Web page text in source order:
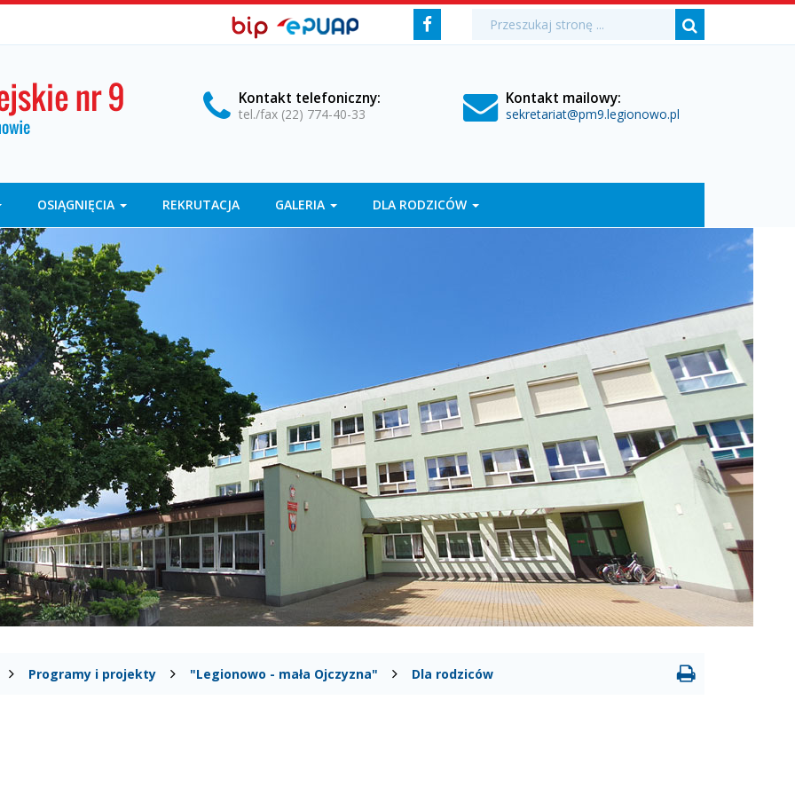
ePUAP
Biuletyn
Informacji
EPUAP
Media
społecznościowe
FacebookWyszukiwarka
Formularz
wyszukiwania
Wyszukiwana
fraza:
Szukaj
Kontakt telefoniczny:
tel./fax (22) 774-40-33
Kontakt mailowy:
sekretariat@pm9.legionowo.pl
OSIĄGNIĘCIA REKRUTACJA GALERIA DLA RODZICÓW
Programy i projekty "Legionowo - mała Ojczyzna" Dla rodziców
Drukowanie